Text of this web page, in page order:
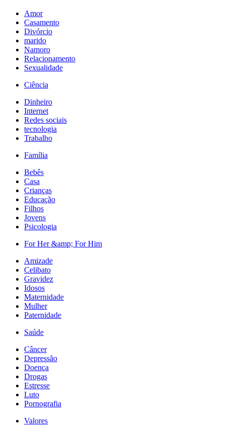
Amor
Casamento
Divórcio
marido
Namoro
Relacionamento
Sexualidade
Ciência
Dinheiro
Internet
Redes sociais
tecnologia
Trabalho
Família
Bebês
Casa
Crianças
Educação
Filhos
Jovens
Psicologia
For Her &amp; For Him
Amizade
Celibato
Gravidez
Idosos
Maternidade
Mulher
Paternidade
Saúde
Câncer
Depressão
Doença
Drogas
Estresse
Luto
Pornografia
Valores